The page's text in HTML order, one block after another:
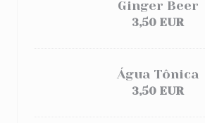
Ginger Beer
3,50 EUR
Água Tônica
3,50 EUR